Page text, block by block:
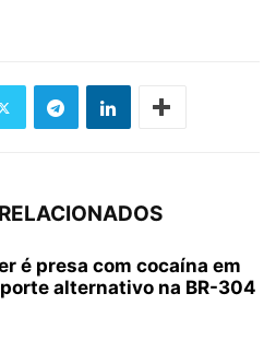
é presa com cocaína em
alternativo na BR-304